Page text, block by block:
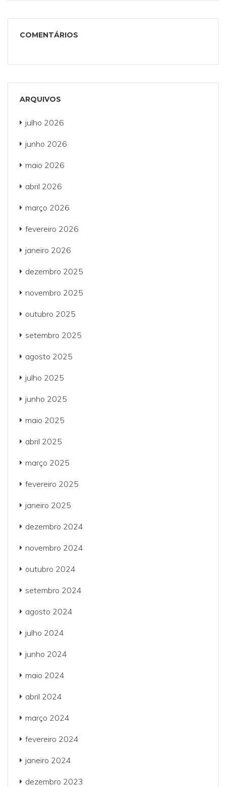
COMENTÁRIOS
ARQUIVOS
julho 2026
junho 2026
maio 2026
abril 2026
março 2026
fevereiro 2026
janeiro 2026
dezembro 2025
novembro 2025
outubro 2025
setembro 2025
agosto 2025
julho 2025
junho 2025
maio 2025
abril 2025
março 2025
fevereiro 2025
janeiro 2025
dezembro 2024
novembro 2024
outubro 2024
setembro 2024
agosto 2024
julho 2024
junho 2024
maio 2024
abril 2024
março 2024
fevereiro 2024
janeiro 2024
dezembro 2023